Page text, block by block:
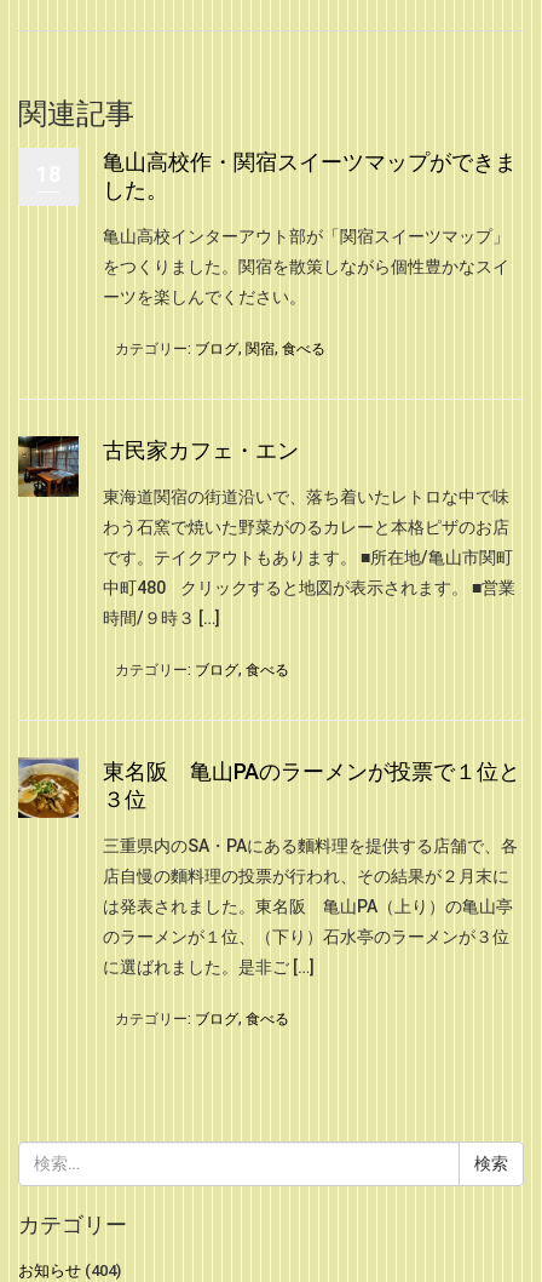
関連記事
亀山高校作・関宿スイーツマップができま
した。
亀山高校インターアウト部が「関宿スイーツマップ」
をつくりました。関宿を散策しながら個性豊かなスイ
ーツを楽しんでください。
カテゴリー: ブログ, 関宿, 食べる
古民家カフェ・エン
東海道関宿の街道沿いで、落ち着いたレトロな中で味
わう石窯で焼いた野菜がのるカレーと本格ピザのお店
です。テイクアウトもあります。 ■所在地/亀山市関町
中町480 クリックすると地図が表示されます。 ■営業
時間/９時３ […]
カテゴリー: ブログ, 食べる
東名阪 亀山PAのラーメンが投票で１位と
３位
三重県内のSA・PAにある麵料理を提供する店舗で、各
店自慢の麵料理の投票が行われ、その結果が２月末に
は発表されました。東名阪 亀山PA（上り）の亀山亭
のラーメンが１位、（下り）石水亭のラーメンが３位
に選ばれました。是非ご […]
カテゴリー: ブログ, 食べる
索:
カテゴリー
お知らせ (404)